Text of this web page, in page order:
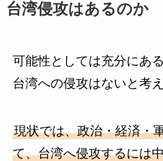
台湾侵攻はあるのか
可能性としては充分にあ
台湾への侵攻はないと考
現状では、政治・経済・
て、台湾へ侵攻するには